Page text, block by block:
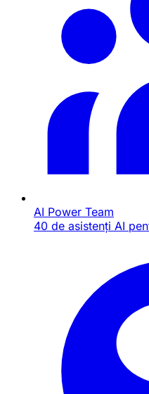
AI Power Team
40 de asistenți AI